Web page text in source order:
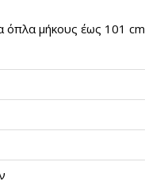
όπλα μήκους έως 101 cm